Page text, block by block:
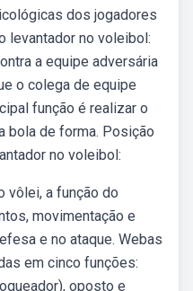
dos jogadores
levantador no voleibol:
a equipe adversária
o colega de equipe
função é realizar o
bola de forma. Posição
no voleibol:
vôlei, a função do
movimentação e
e no ataque. Webas
em cinco funções:
oposto e